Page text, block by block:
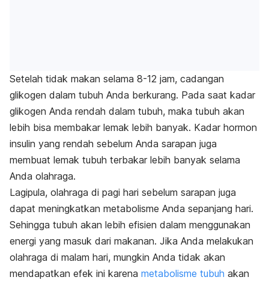
Setelah tidak makan selama 8-12 jam, cadangan
glikogen dalam tubuh Anda berkurang. Pada saat kadar
glikogen Anda rendah dalam tubuh, maka tubuh akan
lebih bisa membakar lemak lebih banyak. Kadar hormon
insulin yang rendah sebelum Anda sarapan juga
membuat lemak tubuh terbakar lebih banyak selama
Anda olahraga.
Lagipula, olahraga di pagi hari sebelum sarapan juga
dapat meningkatkan metabolisme Anda sepanjang hari.
Sehingga tubuh akan lebih efisien dalam menggunakan
energi yang masuk dari makanan. Jika Anda melakukan
olahraga di malam hari, mungkin Anda tidak akan
mendapatkan efek ini karena metabolisme tubuh akan